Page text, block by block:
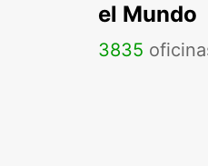
el Mundo
3835